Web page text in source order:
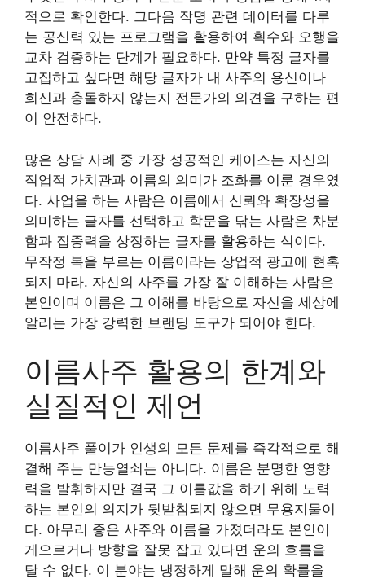
적으로 확인한다. 그다음 작명 관련 데이터를 다루
는 공신력 있는 프로그램을 활용하여 획수와 오행을
교차 검증하는 단계가 필요하다. 만약 특정 글자를
고집하고 싶다면 해당 글자가 내 사주의 용신이나
희신과 충돌하지 않는지 전문가의 의견을 구하는 편
이 안전하다.
많은 상담 사례 중 가장 성공적인 케이스는 자신의
직업적 가치관과 이름의 의미가 조화를 이룬 경우였
다. 사업을 하는 사람은 이름에서 신뢰와 확장성을
의미하는 글자를 선택하고 학문을 닦는 사람은 차분
함과 집중력을 상징하는 글자를 활용하는 식이다.
무작정 복을 부르는 이름이라는 상업적 광고에 현혹
되지 마라. 자신의 사주를 가장 잘 이해하는 사람은
본인이며 이름은 그 이해를 바탕으로 자신을 세상에
알리는 가장 강력한 브랜딩 도구가 되어야 한다.
이름사주 활용의 한계와
실질적인 제언
이름사주 풀이가 인생의 모든 문제를 즉각적으로 해
결해 주는 만능열쇠는 아니다. 이름은 분명한 영향
력을 발휘하지만 결국 그 이름값을 하기 위해 노력
하는 본인의 의지가 뒷받침되지 않으면 무용지물이
다. 아무리 좋은 사주와 이름을 가졌더라도 본인이
게으르거나 방향을 잘못 잡고 있다면 운의 흐름을
탈 수 없다. 이 분야는 냉정하게 말해 운의 확률을